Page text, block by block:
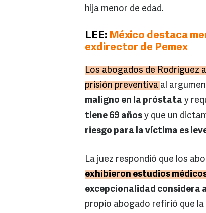
hija menor de edad.
LEE: México destaca
exdirector de Pemex
Los abogados de Rodríguez
prisión preventiva al
maligno en la próstata y
tiene 69 años y que un
riesgo para la víctima es
La juez respondió que los
exhibieron estudios
excepcionalidad considera
propio abogado refirió que